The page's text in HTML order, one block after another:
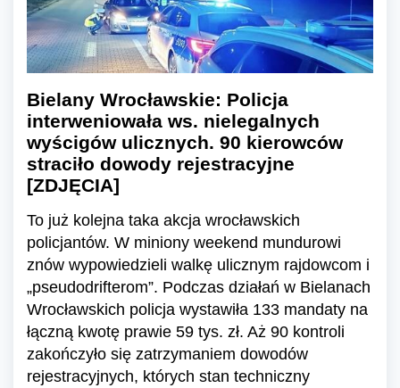
Bielany Wrocławskie: Policja
interweniowała ws. nielegalnych
wyścigów ulicznych. 90 kierowców
straciło dowody rejestracyjne
[ZDJĘCIA]
To już kolejna taka akcja wrocławskich
policjantów. W miniony weekend mundurowi
znów wypowiedzieli walkę ulicznym rajdowcom i
„pseudodrifterom”. Podczas działań w Bielanach
Wrocławskich policja wystawiła 133 mandaty na
łączną kwotę prawie 59 tys. zł. Aż 90 kontroli
zakończyło się zatrzymaniem dowodów
rejestracyjnych, których stan techniczny